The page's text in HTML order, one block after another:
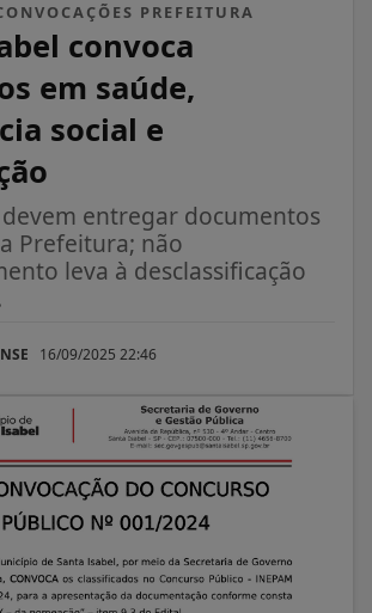
PREFEITURA
convoca
em saúde,
social e
entregar documentos
Prefeitura; não
leva à desclassificação
16/09/2025 22:46